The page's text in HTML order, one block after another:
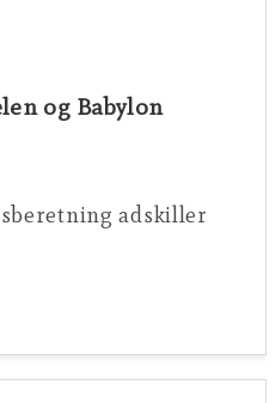
og Babylon
adskiller